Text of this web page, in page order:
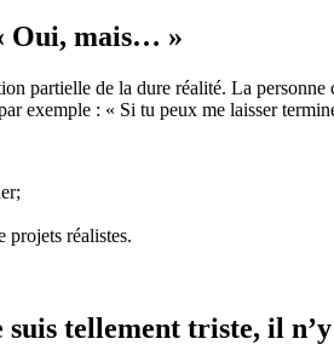
Oui, mais… »
partielle de la dure réalité. La
exemple : « Si tu peux me laisser
projets réalistes.
suis tellement triste, il